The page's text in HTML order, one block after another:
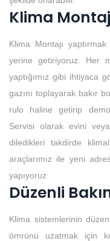
Klima
Klima Montajı
yerine getiriyoruz. Her
yaptığımız gibi ihtiyaca
gazını toplayarak bakır
rulo haline getirip
Servisi olarak evini
diledikleri takdirde
araçlarımız ile yeni
yapıyoruz
Düzenli
Klima sistemlerinin
ömrünü uzatmak için